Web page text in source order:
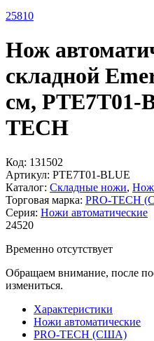
25810
Нож
складной
см, PTE7T01-
TECH
Код: 131502
Артикул: PTE7T01-BLUE
Каталог: Складные ножи,
Торговая марка: PRO-TECH
Серия: Ножи автоматические
24520
Временно отсутствует
Обращаем внимание, после
измениться.
Характеристики
Ножи автоматические
PRO-TECH (США)